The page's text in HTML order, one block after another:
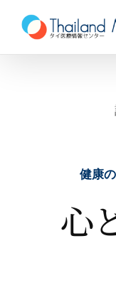
content
健康
心